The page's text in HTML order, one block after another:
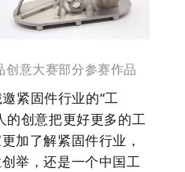
意大赛部分参赛作品
紧固件行业的“工
的创意把更好更多的工
加了解紧固件行业，
创举 ，还是一个中国工